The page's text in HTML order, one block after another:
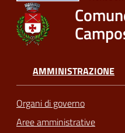
AMMINISTRAZIONE
Organi di governo
Aree amministrative